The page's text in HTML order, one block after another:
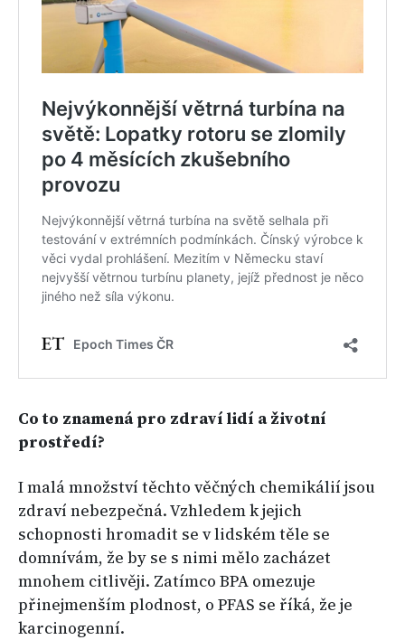
Co to znamená pro zdraví lidí a životní
prostředí?
I malá množství těchto věčných chemikálií jsou
zdraví nebezpečná. Vzhledem k jejich
schopnosti hromadit se v lidském těle se
domnívám, že by se s nimi mělo zacházet
mnohem citlivěji. Zatímco BPA omezuje
přinejmenším plodnost, o PFAS se říká, že je
karcinogenní.